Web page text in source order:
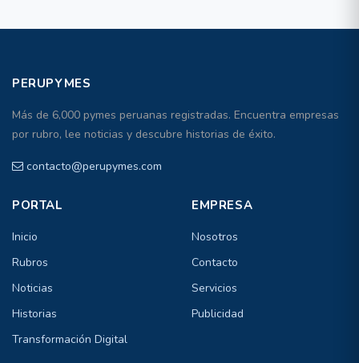
PERUPYMES
Más de 6,000 pymes peruanas registradas. Encuentra empresas
por rubro, lee noticias y descubre historias de éxito.
contacto@perupymes.com
PORTAL
Inicio
Rubros
Noticias
Historias
Transformación Digital
EMPRESA
Nosotros
Contacto
Servicios
Publicidad